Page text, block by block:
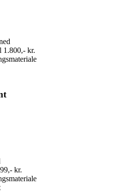
1.800,- kr.
kr.